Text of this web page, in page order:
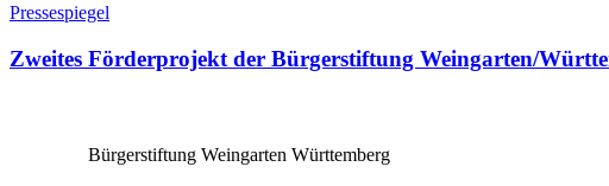
Pressespiegel
Zweites Förderprojekt der Bürgerstiftung Weingarten/
Bürgerstiftung Weingarten Württemberg